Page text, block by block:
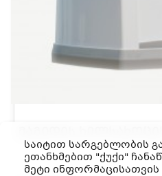
საიტით სარგებლობის
ეთანხმებით "ქუქი"
მეტი